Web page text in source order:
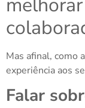
Mas afinal, como
experiência aos
Falar